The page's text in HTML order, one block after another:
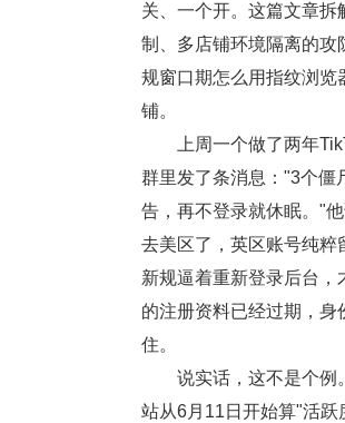
关、一个开。这篇文章拆
制、多店铺环境隔离的攻
规窗口期怎么用指纹浏览
铺。
上周一个做了两年
群里发了条消息："3个僵
告，再不登录就休眠。"
去美区了，英区账号纯粹
新规逼着重新登录后台，
的注册资料已经过期，身
住。
说实话，这不是个例
站从6月11日开始算"活跃